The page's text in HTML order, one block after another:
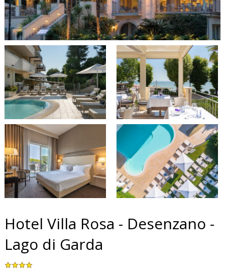
Hotel Villa Rosa - Desenzano -
Lago di Garda